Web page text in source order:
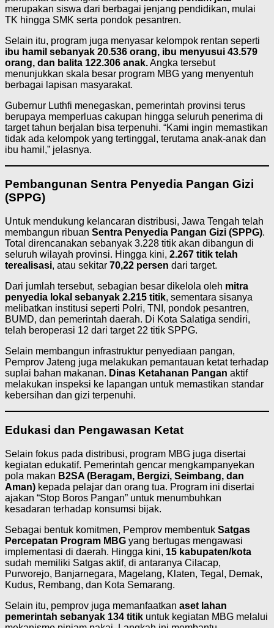
merupakan siswa dari berbagai jenjang pendidikan, mulai
TK hingga SMK serta pondok pesantren.
Selain itu, program juga menyasar kelompok rentan seperti
ibu hamil sebanyak 20.536 orang, ibu menyusui 43.579
orang, dan balita 122.306 anak.Angka tersebut
menunjukkan skala besar program MBG yang menyentuh
berbagai lapisan masyarakat.
Gubernur Luthfi menegaskan, pemerintah provinsi terus
berupaya memperluas cakupan hingga seluruh penerima di
target tahun berjalan bisa terpenuhi. “Kami ingin memastikan
tidak ada kelompok yang tertinggal, terutama anak-anak dan
ibu hamil,” jelasnya.
Pembangunan Sentra Penyedia Pangan Gizi
(SPPG)
Untuk mendukung kelancaran distribusi, Jawa Tengah telah
membangun ribuan Sentra Penyedia Pangan Gizi (SPPG).
Total direncanakan sebanyak 3.228 titik akan dibangun di
seluruh wilayah provinsi. Hingga kini, 2.267 titik telah
terealisasi, atau sekitar 70,22 persen dari target.
Dari jumlah tersebut, sebagian besar dikelola oleh mitra
penyedia lokal sebanyak 2.215 titik, sementara sisanya
melibatkan institusi seperti Polri, TNI, pondok pesantren,
BUMD, dan pemerintah daerah. Di Kota Salatiga sendiri,
telah beroperasi 12 dari target 22 titik SPPG.
Selain membangun infrastruktur penyediaan pangan,
Pemprov Jateng juga melakukan pemantauan ketat terhadap
suplai bahan makanan. Dinas Ketahanan Pangan aktif
melakukan inspeksi ke lapangan untuk memastikan standar
kebersihan dan gizi terpenuhi.
Edukasi dan Pengawasan Ketat
Selain fokus pada distribusi, program MBG juga disertai
kegiatan edukatif. Pemerintah gencar mengkampanyekan
pola makan B2SA (Beragam, Bergizi, Seimbang, dan
Aman) kepada pelajar dan orang tua. Program ini disertai
ajakan “Stop Boros Pangan” untuk menumbuhkan
kesadaran terhadap konsumsi bijak.
Sebagai bentuk komitmen, Pemprov membentuk Satgas
Percepatan Program MBG yang bertugas mengawasi
implementasi di daerah. Hingga kini, 15 kabupaten/kota
sudah memiliki Satgas aktif, di antaranya Cilacap,
Purworejo, Banjarnegara, Magelang, Klaten, Tegal, Demak,
Kudus, Rembang, dan Kota Semarang.
Selain itu, pemprov juga memanfaatkan aset lahan
pemerintah sebanyak 134 titik untuk kegiatan MBG melalui